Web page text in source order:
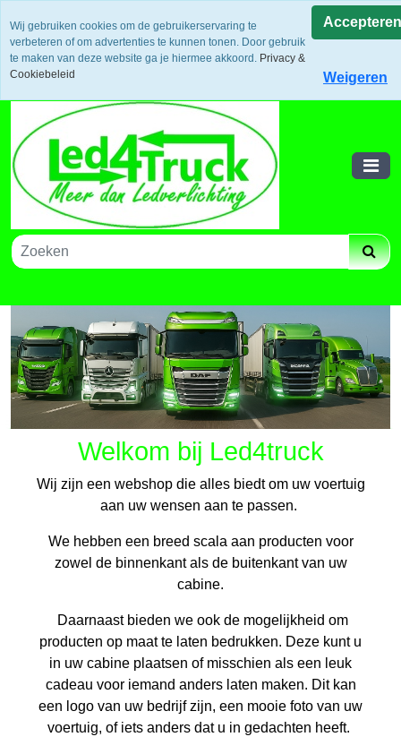
Uw voordeel: Gratis verzending vanaf €300,- in europa / 14
dagen bedenktijd en retouneren / Veilige betalingen /
Bestelling volgen via track and trace
Winkelwagen
Welkom bij Led4truck
Wij zijn een webshop die alles biedt om uw voertuig
aan uw wensen aan te passen.
We hebben een breed scala aan producten voor
zowel de binnenkant als de buitenkant van uw
cabine.
Daarnaast bieden we ook de mogelijkheid om
producten op maat te laten bedrukken. Deze kunt u
in uw cabine plaatsen of misschien als een leuk
cadeau voor iemand anders laten maken. Dit kan
een logo van uw bedrijf zijn, een mooie foto van uw
voertuig, of iets anders dat u in gedachten heeft.
Wij gebruiken cookies om de gebruikerservaring te
verbeteren of om advertenties te kunnen tonen. Door gebruik
te maken van deze website ga je hiermee akkoord. Privacy &
Cookiebeleid
Accepteren
Weigeren